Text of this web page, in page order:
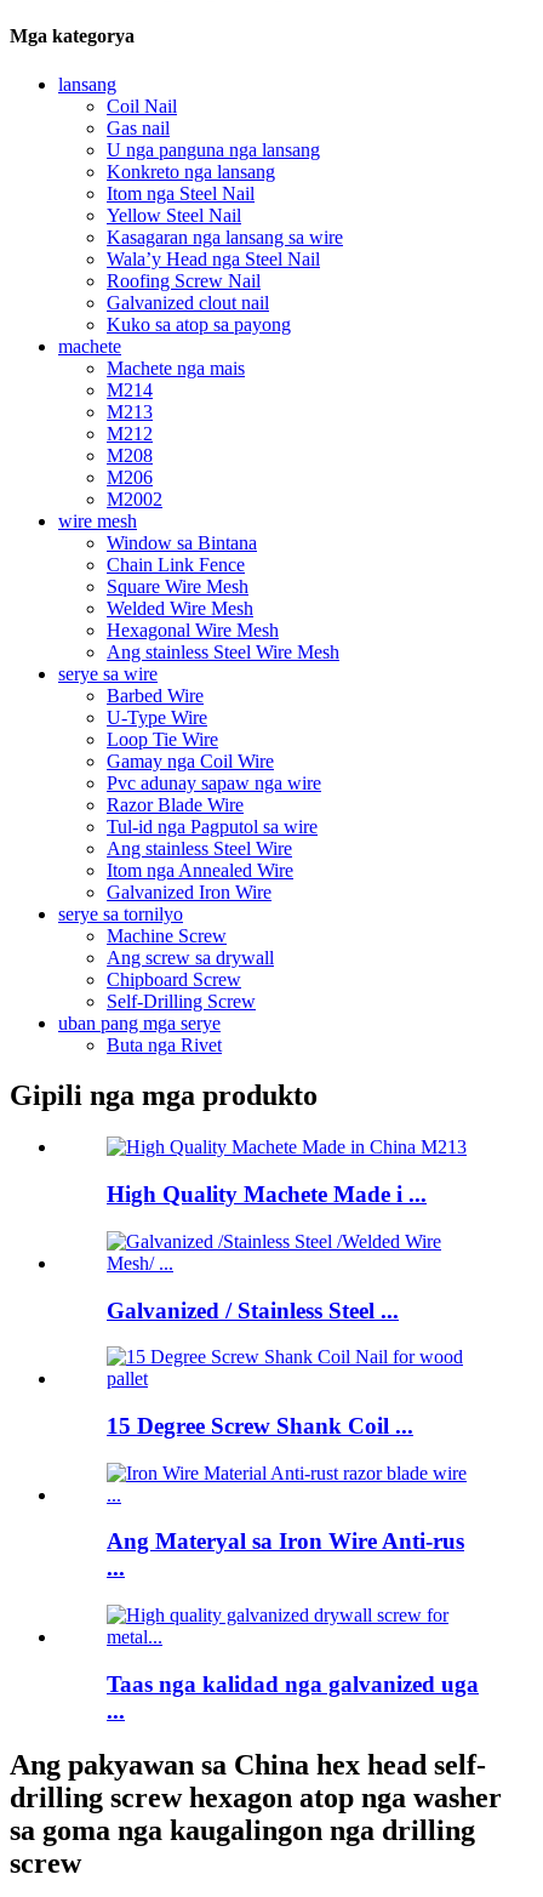
Mga kategorya
lansang
Coil Nail
Gas nail
U nga panguna nga lansang
Konkreto nga lansang
Itom nga Steel Nail
Yellow Steel Nail
Kasagaran nga lansang sa wire
Wala’y Head nga Steel Nail
Roofing Screw Nail
Galvanized clout nail
Kuko sa atop sa payong
machete
Machete nga mais
M214
M213
M212
M208
M206
M2002
wire mesh
Window sa Bintana
Chain Link Fence
Square Wire Mesh
Welded Wire Mesh
Hexagonal Wire Mesh
Ang stainless Steel Wire Mesh
serye sa wire
Barbed Wire
U-Type Wire
Loop Tie Wire
Gamay nga Coil Wire
Pvc adunay sapaw nga wire
Razor Blade Wire
Tul-id nga Pagputol sa wire
Ang stainless Steel Wire
Itom nga Annealed Wire
Galvanized Iron Wire
serye sa tornilyo
Machine Screw
Ang screw sa drywall
Chipboard Screw
Self-Drilling Screw
uban pang mga serye
Buta nga Rivet
Gipili nga mga produkto
High Quality Machete Made i ...
Galvanized / Stainless Steel ...
15 Degree Screw Shank Coil ...
Ang Materyal sa Iron Wire Anti-rus
...
Taas nga kalidad nga galvanized uga
...
Ang pakyawan sa China hex head self-
drilling screw hexagon atop nga washer
sa goma nga kaugalingon nga drilling
screw